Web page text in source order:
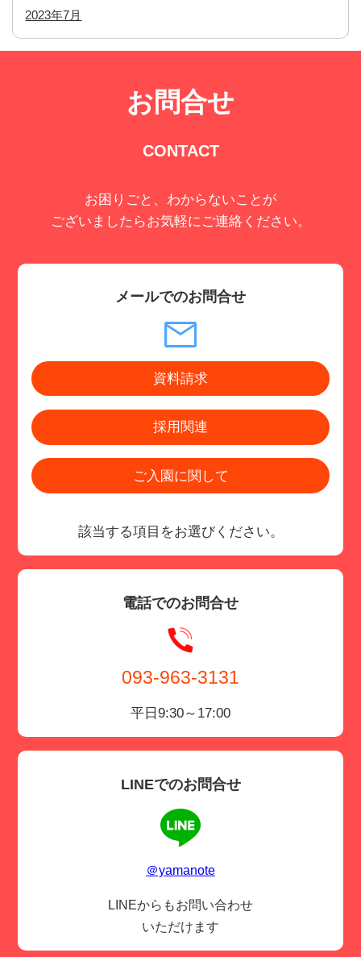
2023年7月
お問合せ
CONTACT
お困りごと、わからないことが
ございましたらお気軽にご連絡ください。
メールでのお問合せ
資料請求
採用関連
ご入園に関して
該当する項目をお選びください。
電話でのお問合せ
093-963-3131
平日9:30～17:00
LINEでのお問合せ
＠yamanote
LINEからもお問い合わせ
いただけます